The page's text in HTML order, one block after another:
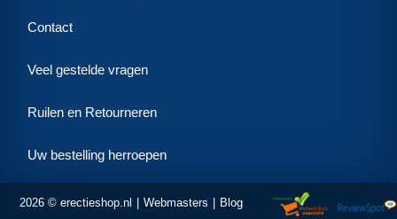
Contact
Veel gestelde vragen
Ruilen en Retourneren
Uw bestelling herroepen
2026 © erectieshop.nl Webmasters Blog